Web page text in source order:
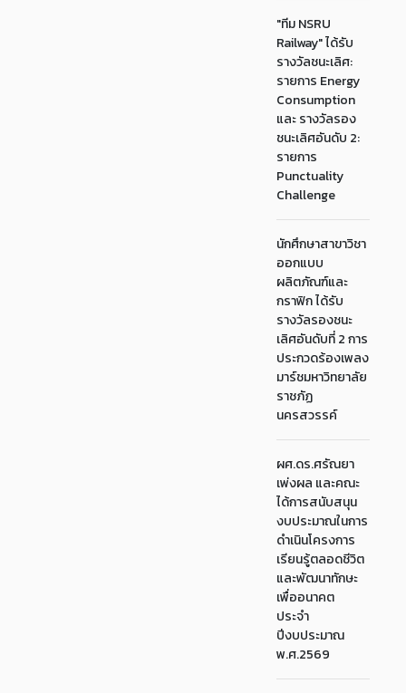
"ทีม NSRU
Railway" ได้รับ
รางวัลชนะเลิศ:
รายการ Energy
Consumption
และ รางวัลรอง
ชนะเลิศอันดับ 2:
รายการ
Punctuality
Challenge
นักศึกษาสาขาวิชา
ออกแบบ
ผลิตภัณฑ์และ
กราฟิก ได้รับ
รางวัลรองชนะ
เลิศอันดับที่ 2 การ
ประกวดร้องเพลง
มาร์ชมหาวิทยาลัย
ราชภัฏ
นครสวรรค์
ผศ.ดร.ศรัณยา
เพ่งผล และคณะ
ได้การสนับสนุน
งบประมาณในการ
ดำเนินโครงการ
เรียนรู้ตลอดชีวิต
และพัฒนาทักษะ
เพื่ออนาคต
ประจำ
ปีงบประมาณ
พ.ศ.2569